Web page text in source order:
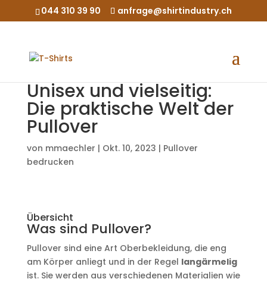
044 310 39 90 anfrage@shirtindustry.ch
Unisex und vielseitig:
Die praktische Welt der
Pullover
von mmaechler | Okt. 10, 2023 | Pullover
bedrucken
Übersicht
Was sind Pullover?
Pullover sind eine Art Oberbekleidung, die eng
am Körper anliegt und in der Regel langärmelig
ist. Sie werden aus verschiedenen Materialien wie